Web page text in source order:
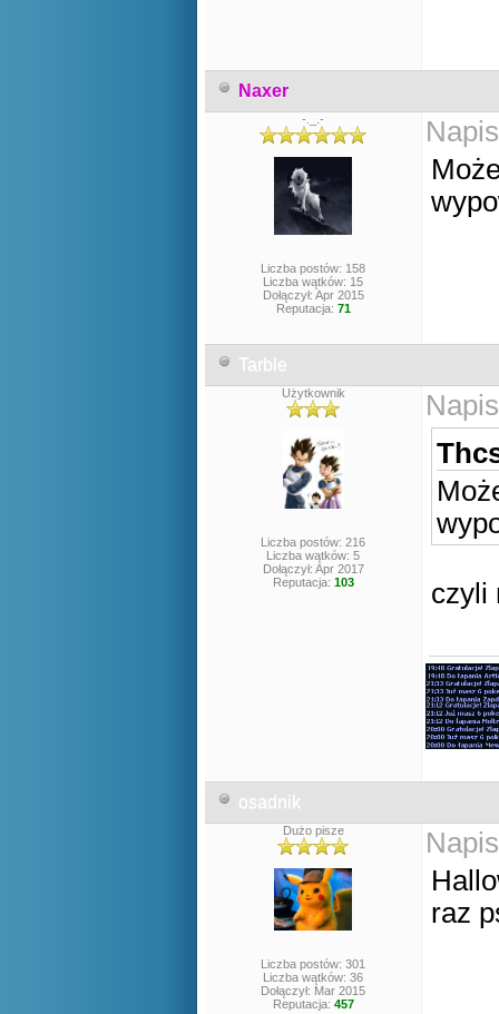
Naxer
-._.-
Liczba postów: 158
Liczba wątków: 15
Dołączył: Apr 2015
Reputacja: 71
Tarble
Użytkownik
Liczba postów: 216
Liczba wątków: 5
Dołączył: Apr 2017
Reputacja: 103 czyli
osadnik
Dużo pisze
Liczba postów: 301
Liczba wątków: 36
Dołączył: Mar 2015
Reputacja: 457
raz